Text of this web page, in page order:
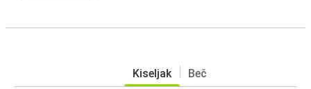
Kiseljak Beč